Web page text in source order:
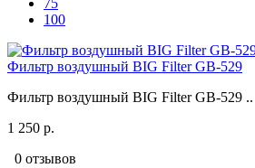
75
100
Фильтр воздушный BIG Filter GB-529
Фильтр воздушный BIG Filter GB-529 ..
1 250 р.
0 отзывов